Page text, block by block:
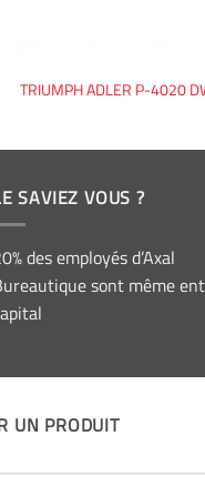
TRIUMPH ADLER P-4020
SAVIEZ VOUS ?
des employés d’Axal
sont même
UN PRODUIT